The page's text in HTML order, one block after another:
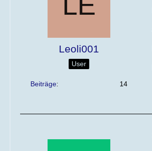
Leoli001
User
Beiträge 14